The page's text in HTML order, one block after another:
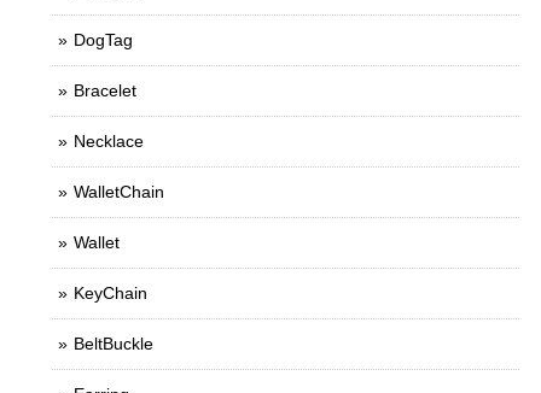
DogTag
Bracelet
Necklace
WalletChain
Wallet
KeyChain
BeltBuckle